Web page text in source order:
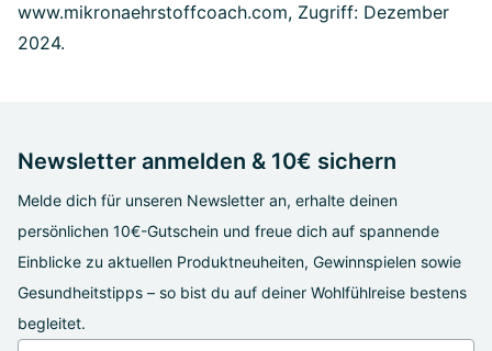
www.mikronaehrstoffcoach.com, Zugriff: Dezember
2024.
Newsletter anmelden & 10€ sichern
Melde dich für unseren Newsletter an, erhalte deinen
persönlichen 10€-Gutschein und freue dich auf spannende
Einblicke zu aktuellen Produktneuheiten, Gewinnspielen sowie
Gesundheitstipps – so bist du auf deiner Wohlfühlreise bestens
begleitet.